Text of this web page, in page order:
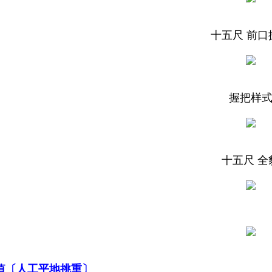
十五尺 前口
握把样式
十五尺 全
〔人工平地挑重〕